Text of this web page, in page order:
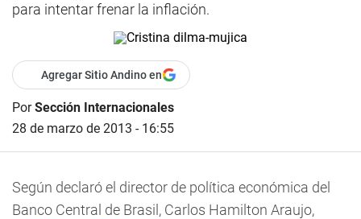
para intentar frenar la inflación.
Agregar Sitio Andino en
PorSección Internacionales
28 de marzo de 2013 - 16:55
Según declaró el director de política económica del
Banco Central de Brasil, Carlos Hamilton Araujo,